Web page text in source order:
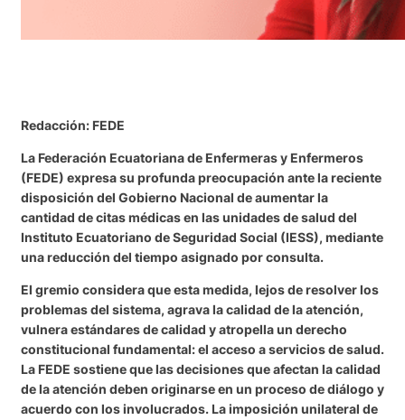
Redacción: FEDE
La Federación Ecuatoriana de Enfermeras y Enfermeros
(FEDE) expresa su profunda preocupación ante la reciente
disposición del Gobierno Nacional de aumentar la
cantidad de citas médicas en las unidades de salud del
Instituto Ecuatoriano de Seguridad Social (IESS), mediante
una reducción del tiempo asignado por consulta.
El gremio considera que esta medida, lejos de resolver los
problemas del sistema, agrava la calidad de la atención,
vulnera estándares de calidad y atropella un derecho
constitucional fundamental: el acceso a servicios de salud.
La FEDE sostiene que las decisiones que afectan la calidad
de la atención deben originarse en un proceso de diálogo y
acuerdo con los involucrados. La imposición unilateral de